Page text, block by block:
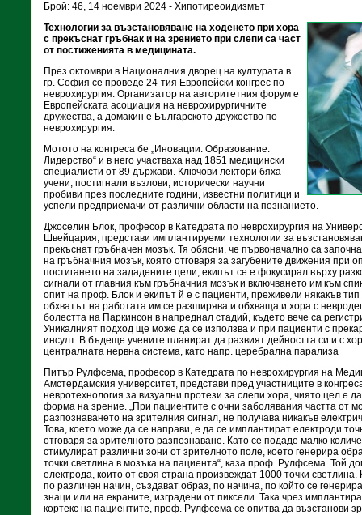
Брой: 46, 14 ноември 2024 - Хипотиреоидизмът
Технологии за възстановяване на ходенето при хора
с прекъснат гръбнак и на зрението при слепи са част
от постиженията в медицината.
През октомври в Националния дворец на културата в
гр. София се проведе 24-тия Европейски конгрес по
неврохирургия. Организатор на авторитетния форум е
Европейската асоциация на неврохирургичните
дружества, а домакин е Българското дружество по
неврохирургия.
Мотото на конгреса бе „Иновации. Образование.
Лидерство“ и в него участваха над 1851 медицински
специалисти от 89 държави. Ключови лектори бяха
учени, постигнали възлови, исторически научни
пробиви през последните години, известни политици и
успели предприемачи от различни области на познанието.
Джоселин Блок, професор в Катедрата по неврохирургия на
Швейцария, представи имплантируеми технологии за
прекъснат гръбначен мозък. Тя обясни, че първоначално са
на гръбначния мозък, която отговаря за загубените движения при
постигането на зададените цели, екипът се е фокусирал върху
сигнали от главния към гръбначния мозък и включването им към
опит на проф. Блок и екипът й е с пациенти, преживели някакъв
обхватът на работата им се разширява и обхваща и хора с
болестта на Паркинсон в напреднал стадий, където вече са
Уникалният подход ще може да се използва и при пациенти с
инсулт. В бъдеще учените планират да развият дейността си и с
централната нервна система, като напр. церебрална парализа
Питър Рулфсема, професор в Катедрата по неврохирургия на
Амстердамския университет, представи пред участниците в
невротехнология за визуални протези за слепи хора, чиято цел е
форма на зрение. „При пациентите с очни заболявания частта от
разпознаването на зрителния сигнал, не получава никакъв
Това, което може да се направи, е да се имплантират електроди
отговаря за зрителното разпознаване. Като се подаде малко
стимулират различни зони от зрителното поле, което генерира
точки светлина в мозъка на пациента“, каза проф. Рулфсема. Той
електрода, които от своя страна произвеждат 1000 точки
по различен начин, създават образ, по начина, по който се
знаци или на екраните, изградени от пиксели. Така чрез
кортекс на пациентите, проф. Рулфсема се опитва да възстанови